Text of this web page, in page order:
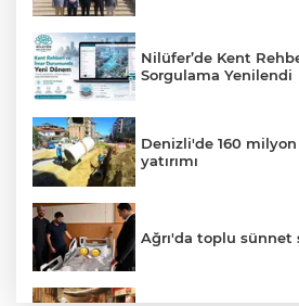
Nilüfer’de Kent
Sorgulama Yenilendi
Denizli'de 160 milyon
yatırımı
Ağrı'da toplu sünnet